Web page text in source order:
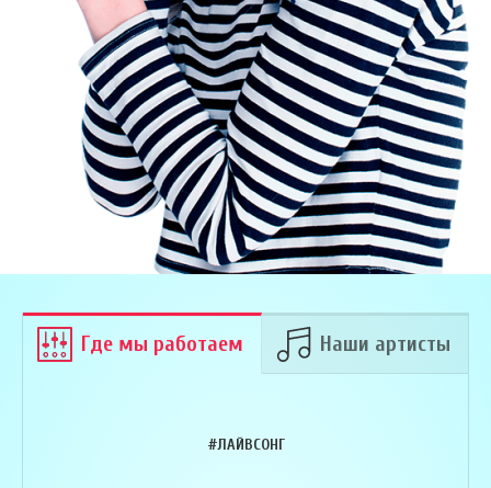
Где мы работаем Наши артисты
#ЛАЙВСОНГ
Армен Алавердян